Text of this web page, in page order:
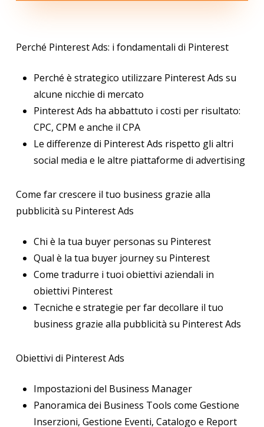
Perché Pinterest Ads: i fondamentali di Pinterest
Perché è strategico utilizzare Pinterest Ads su
alcune nicchie di mercato
Pinterest Ads ha abbattuto i costi per risultato:
CPC, CPM e anche il CPA
Le differenze di Pinterest Ads rispetto gli altri
social media e le altre piattaforme di advertising
Come far crescere il tuo business grazie alla
pubblicità su Pinterest Ads
Chi è la tua buyer personas su Pinterest
Qual è la tua buyer journey su Pinterest
Come tradurre i tuoi obiettivi aziendali in
obiettivi Pinterest
Tecniche e strategie per far decollare il tuo
business grazie alla pubblicità su Pinterest Ads
Obiettivi di Pinterest Ads
Impostazioni del Business Manager
Panoramica dei Business Tools come Gestione
Inserzioni, Gestione Eventi, Catalogo e Report